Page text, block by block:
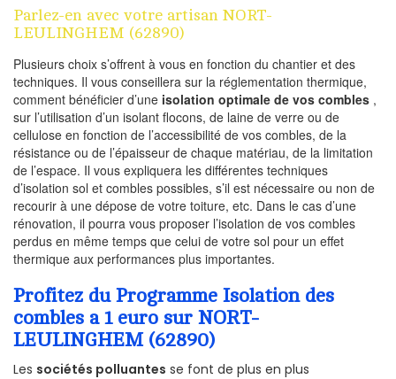
Parlez-en avec votre artisan NORT-
LEULINGHEM (62890)
Plusieurs choix s’offrent à vous en fonction du chantier et des
techniques. Il vous conseillera sur la réglementation thermique,
comment bénéficier d’une isolation optimale de vos combles ,
sur l’utilisation d’un isolant flocons, de laine de verre ou de
cellulose en fonction de l’accessibilité de vos combles, de la
résistance ou de l’épaisseur de chaque matériau, de la limitation
de l’espace. Il vous expliquera les différentes techniques
d’isolation sol et combles possibles, s’il est nécessaire ou non de
recourir à une dépose de votre toiture, etc. Dans le cas d’une
rénovation, il pourra vous proposer l’isolation de vos combles
perdus en même temps que celui de votre sol pour un effet
thermique aux performances plus importantes.
Profitez du Programme Isolation des
combles a 1 euro sur NORT-
LEULINGHEM (62890)
Les sociétés polluantes se font de plus en plus